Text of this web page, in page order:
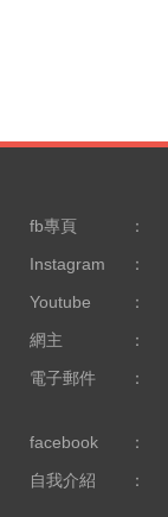
fb專頁 ：
Instagram
：
Youtube
：
網主
：
電子郵件
：
facebook
：
自我介紹
：